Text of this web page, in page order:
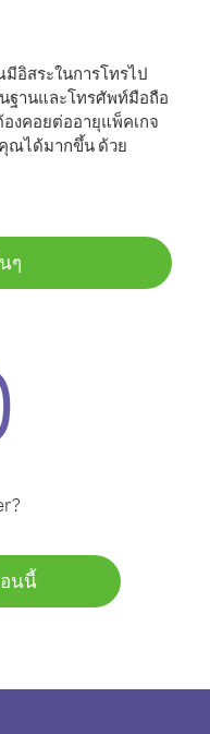
อิสระในการโทรไป
ฐานและโทรศัพท์มือถือ
งคอยต่ออายุแพ็คเกจ
ณได้มากขึ้น ด้วย
ๆ
นนี้